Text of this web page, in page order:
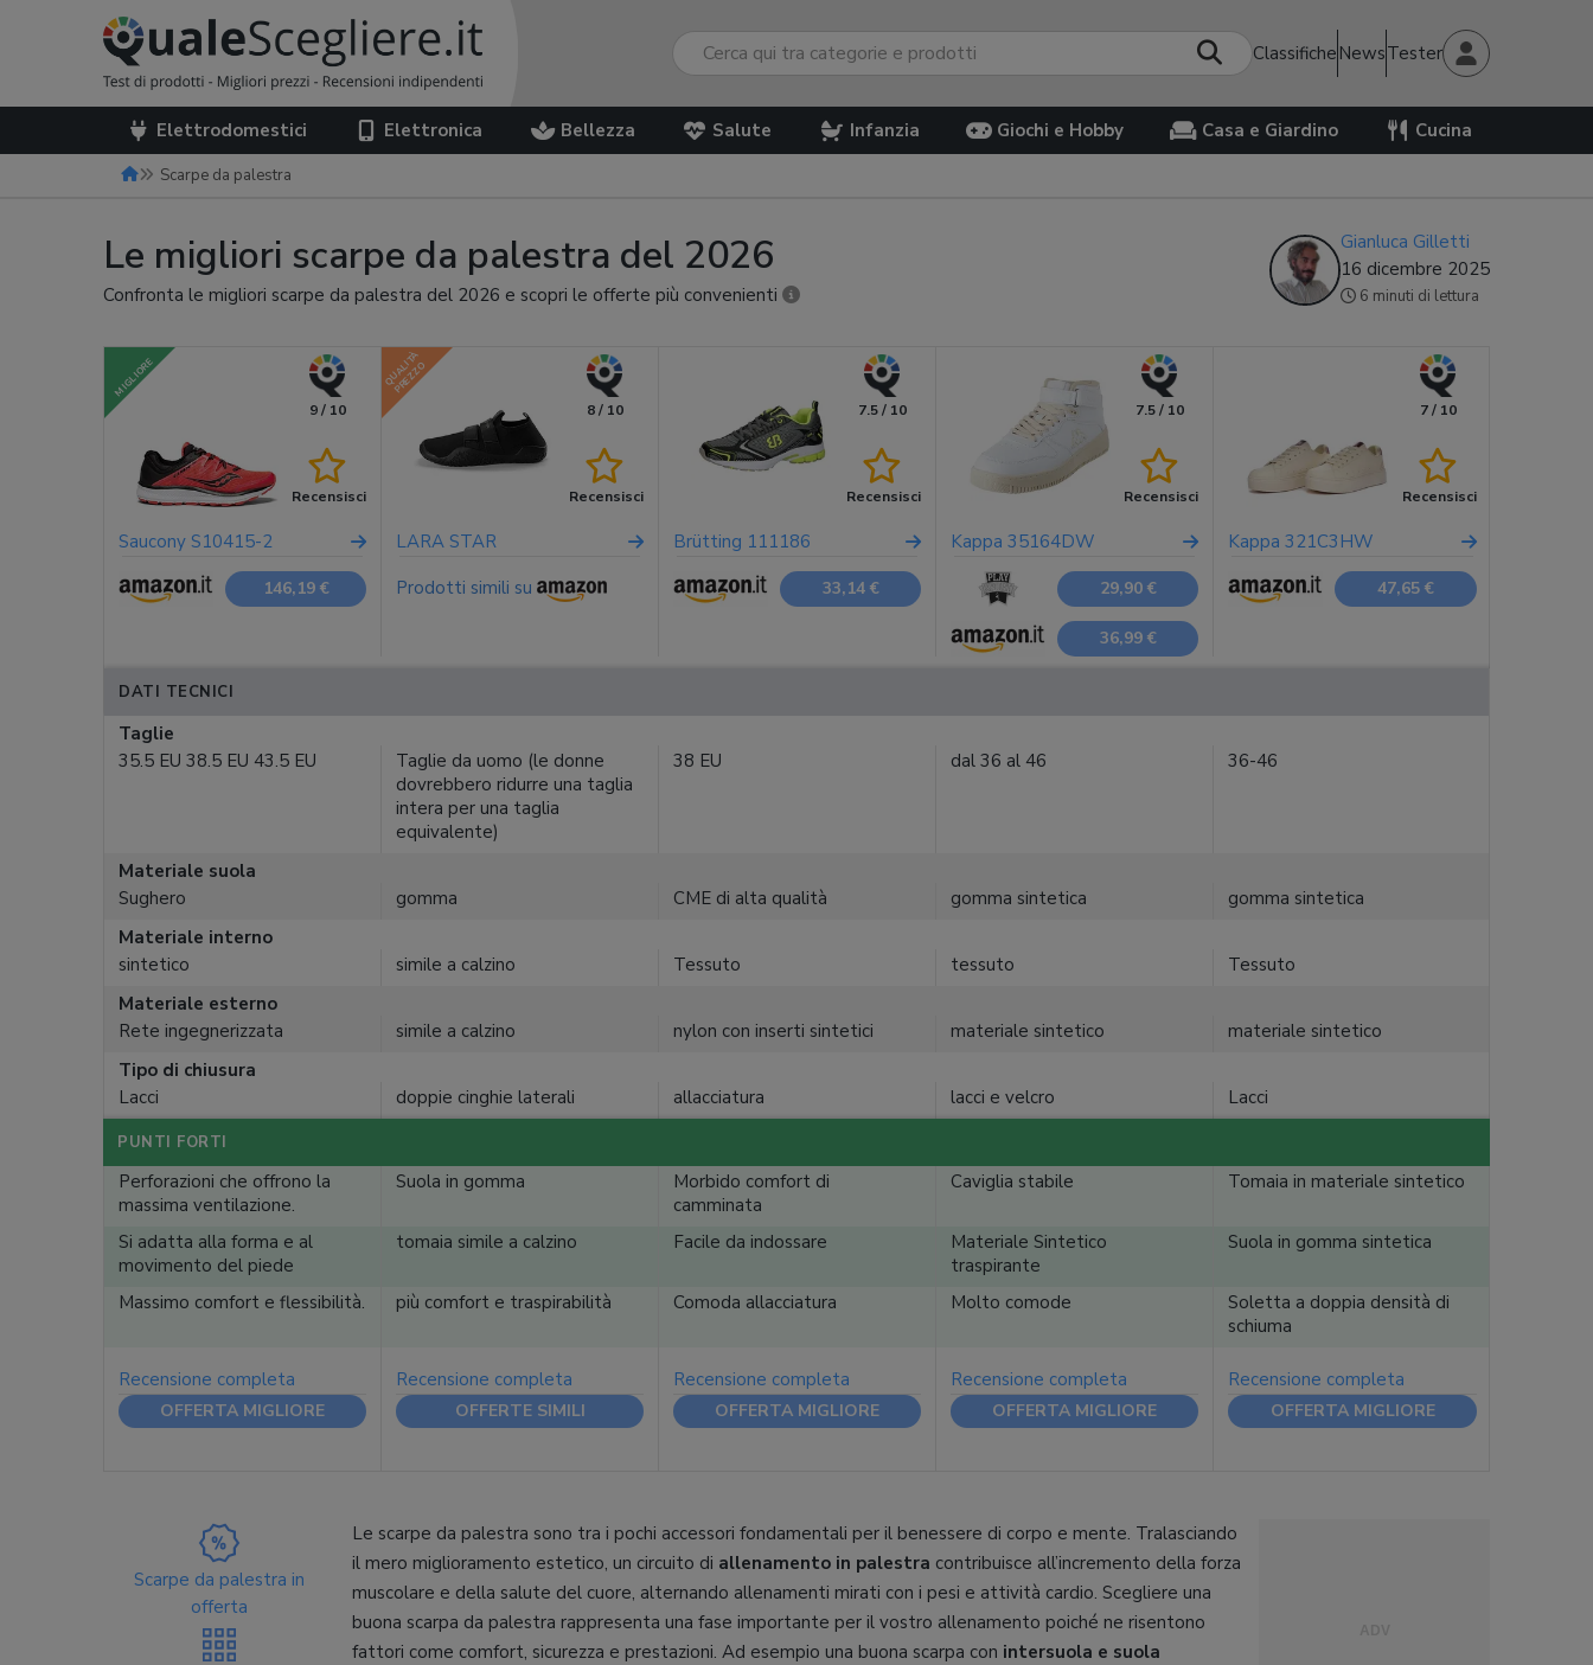
Classifiche NewsTester
Elettrodomestici Elettronica Bellezza Salute Infanzia Giochi e Hobby Casa e Giardino Cucina
Scarpe da palestra
Le migliori scarpe da palestra del 2026
Confronta le migliori scarpe da palestra del 2026 e scopri le offerte più convenienti
Gianluca Gilletti
16 dicembre 2025
6 minuti di lettura
MIGLIORE
9 / 10
Recensisci
QUALITÀ
PREZZO
8 / 10
Recensisci
7.5 / 10
Recensisci
7.5 / 10
Recensisci
7 / 10
Recensisci
Saucony S10415-2 LARA STAR Brütting 111186 Kappa 35164DW Kappa 321C3HW
146,19 € Prodotti simili su 33,14 € 29,90 € 47,65 €
36,99 €
DATI TECNICI
Taglie
35.5 EU 38.5 EU 43.5 EU
Taglie da uomo (le donne
dovrebbero ridurre una taglia
intera per una taglia
equivalente)
38 EU dal 36 al 46 36-46
Materiale suola
Sughero
gomma CME di alta qualità gomma sintetica
gomma sintetica
Materiale interno
sintetico
simile a calzino Tessuto tessuto
Tessuto
Materiale esterno
Rete ingegnerizzata
simile a calzino nylon con inserti sintetici materiale sintetico
materiale sintetico
Tipo di chiusura
Lacci
doppie cinghie laterali allacciatura lacci e velcro Lacci
PUNTI FORTI
Perforazioni che offrono la
massima ventilazione.
Suola in gomma
Morbido comfort di
camminata
Caviglia stabile Tomaia in materiale sintetico
Si adatta alla forma e al
movimento del piede
tomaia simile a calzino Facile da indossare
Materiale Sintetico
traspirante
Suola in gomma sintetica
Massimo comfort e flessibilità. più comfort e traspirabilità Comoda allacciatura Molto comode
Soletta a doppia densità di
schiuma
Recensione completa
OFFERTA MIGLIORE
Recensione completa
OFFERTE SIMILI
Recensione completa
OFFERTA MIGLIORE
Recensione completa
OFFERTA MIGLIORE
Recensione completa
OFFERTA MIGLIORE
Le scarpe da palestra sono tra i pochi accessori fondamentali per il benessere di corpo e mente. Tralasciando
il mero miglioramento estetico, un circuito di allenamento in palestra contribuisce all’incremento della forza
muscolare e della salute del cuore, alternando allenamenti mirati con i pesi e attività cardio. Scegliere una
buona scarpa da palestra rappresenta una fase importante per il vostro allenamento poiché ne risentono
fattori come comfort, sicurezza e prestazioni. Ad esempio una buona scarpa con intersuola e suola
Scarpe da palestra in
offerta